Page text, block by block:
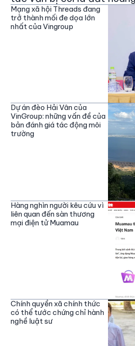
Mạng xã hội Threads đang
trở thành mối đe dọa lớn
nhất của Vingroup
Dự án đèo Hải Vân của
VinGroup: những vấn đề của
bản đánh giá tác động môi
trường
Hàng nghìn người kêu cứu vì
liên quan đến sàn thương
mại điện tử Muamau
Chính quyền xã chính thức
có thể tước chứng chỉ hành
nghề luật sư